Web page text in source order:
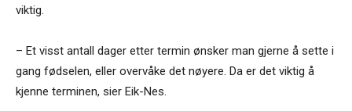
viktig.
– Et visst antall dager etter termin ønsker man gjerne å sette i
gang fødselen, eller overvåke det nøyere. Da er det viktig å
kjenne terminen, sier Eik-Nes.